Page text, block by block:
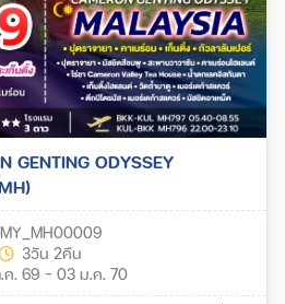
GENTING ODYSSEY
(MH)
MY_MH00009
3วัน 2คืน
.ค. 69 - 03 ม.ค. 70